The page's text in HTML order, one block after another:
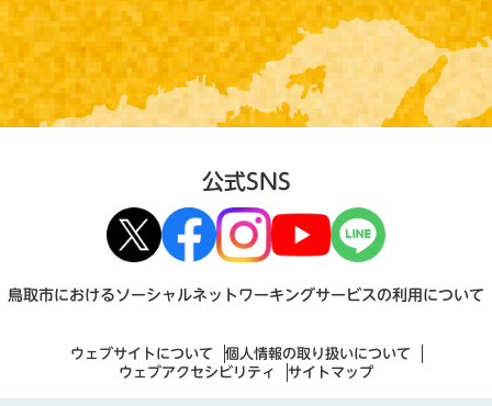
公式SNS
鳥取市におけるソーシャルネットワーキングサービスの利用について
ウェブサイトについて
個人情報の取り扱いについて
ウェブアクセシビリティ
サイトマップ